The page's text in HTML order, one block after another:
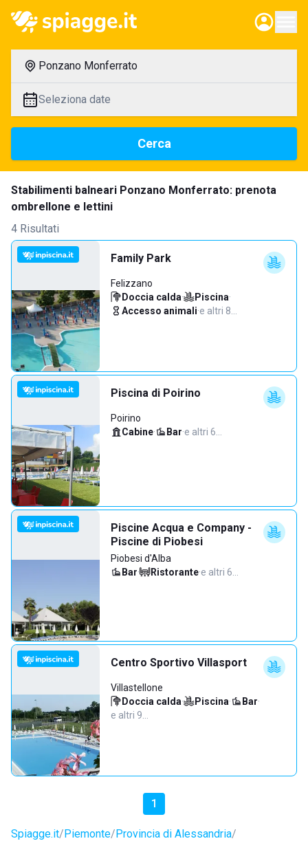
Ponzano Monferrato
Seleziona date
Cerca
Stabilimenti balneari Ponzano Monferrato: prenota
ombrellone e lettini
4 Risultati
Family Park
Felizzano
Doccia calda· Piscina·
Accesso animali·e altri 8…
Piscina di Poirino
Poirino
Cabine· Bar·e altri 6…
Piscine Acqua e Company -
Piscine di Piobesi
Piobesi d'Alba
Bar· Ristorante·e altri 6…
Centro Sportivo Villasport
Villastellone
Doccia calda· Piscina· Bar·
e altri 9…
1
Spiagge.it Piemonte Provincia di Alessandria